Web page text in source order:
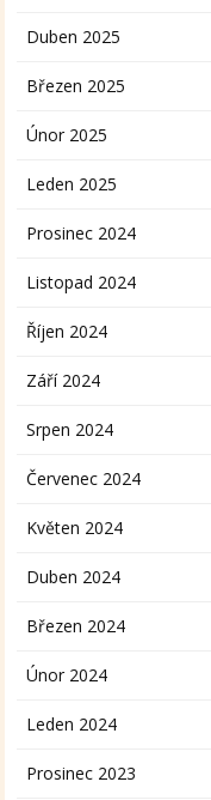
Duben 2025
Březen 2025
Únor 2025
Leden 2025
Prosinec 2024
Listopad 2024
Říjen 2024
Září 2024
Srpen 2024
Červenec 2024
Květen 2024
Duben 2024
Březen 2024
Únor 2024
Leden 2024
Prosinec 2023